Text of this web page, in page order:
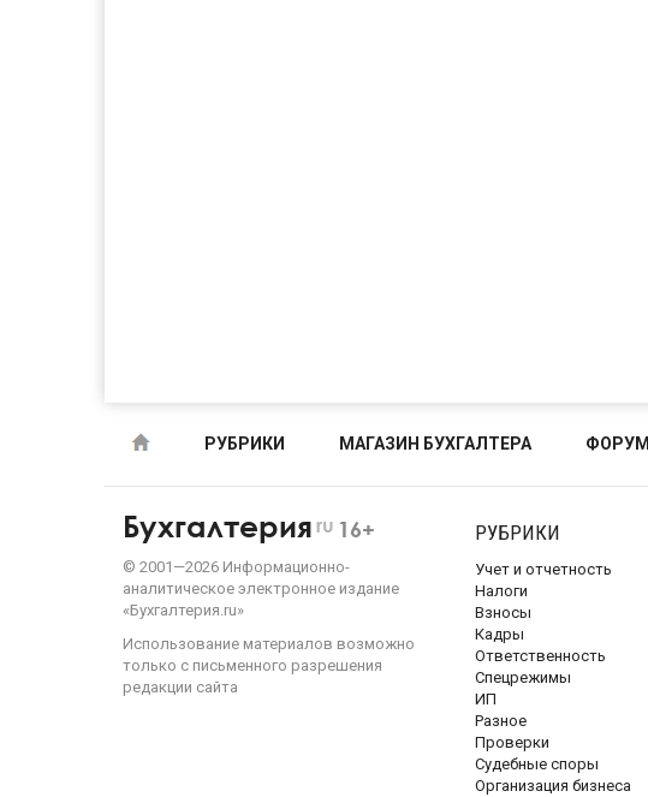
РУБРИКИ МАГАЗИН БУХГАЛТЕРА ФОРУМ
Бухгалтерия ru 16+
© 2001—2026 Информационно-
аналитическое электронное издание
«Бухгалтерия.ru»
Использование материалов возможно
только с письменного разрешения
редакции сайта
РУБРИКИ
Учет и отчетность
Налоги
Взносы
Кадры
Ответственность
Спецрежимы
ИП
Разное
Проверки
Судебные споры
Организация бизнеса